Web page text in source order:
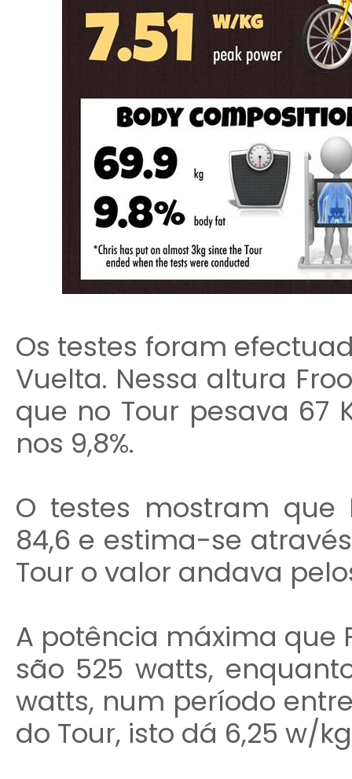
Os testes foram
Vuelta. Nessa altura
que no Tour pesava 67
nos 9,8%.
O testes mostram que
84,6 e estima-se
Tour o valor andava
A potência máxima que
são 525 watts,
watts, num período
do Tour, isto dá 6,25 w/